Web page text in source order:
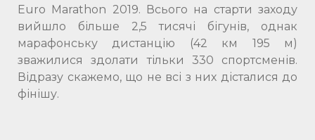
Euro Marathon 2019. Всього на старти заходу
вийшло більше 2,5 тисячі бігунів, однак
марафонську дистанцію (42 км 195 м)
зважилися здолати тільки 330 спортсменів.
Відразу скажемо, що не всі з них дісталися до
фінішу.